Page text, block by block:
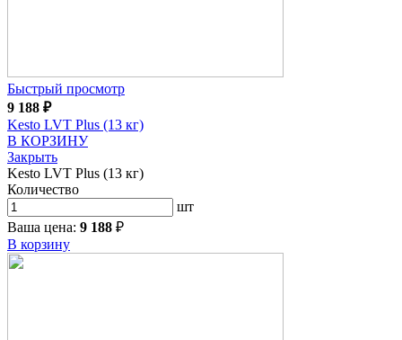
Быстрый просмотр
9 188 ₽
Kesto LVT Plus (13 кг)
В КОРЗИНУ
Закрыть
Kesto LVT Plus (13 кг)
Количество
шт
Ваша цена: 9 188 ₽
В корзину